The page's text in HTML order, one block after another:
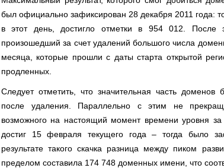
был официально зафиксирован 28 декабря 2011 года:
в этот день, достигло отметки в 954 012. После
произошедший за счет удалений большого числа
месяца, которые прошли с даты старта открытой
продленных.
Следует отметить, что значительная часть доменов
после удаления. Параллельно с этим не
возможного на настоящий момент времени уровня
достиг 15 февраля текущего года – тогда было
результате такого скачка разница между пиком
пределом составила 174 748 доменных имени, что